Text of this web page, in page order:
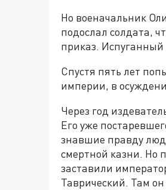
Но военачальник
подослал солдата,
приказ.
Спустя пять лет
империи, в
Через год
Его уже
знавшие правду
смертной казни. Но
заставили
Таврический. Там он